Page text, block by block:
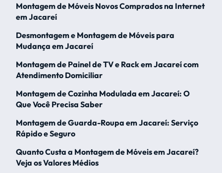
Montagem de Móveis Novos Comprados na Internet
em Jacareí
Desmontagem e Montagem de Móveis para
Mudança em Jacareí
Montagem de Painel de TV e Rack em Jacareí com
Atendimento Domiciliar
Montagem de Cozinha Modulada em Jacareí: O
Que Você Precisa Saber
Montagem de Guarda-Roupa em Jacareí: Serviço
Rápido e Seguro
Quanto Custa a Montagem de Móveis em Jacareí?
Veja os Valores Médios